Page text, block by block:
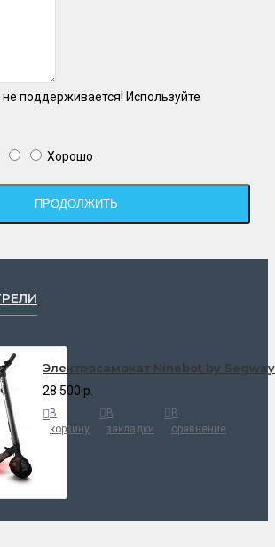
не поддерживается! Используйте
Хорошо
ПРОДОЛЖИТЬ
Электросамокат Ninebot by
28 500 р.
В
корзину
В
закладки
В
сравнение